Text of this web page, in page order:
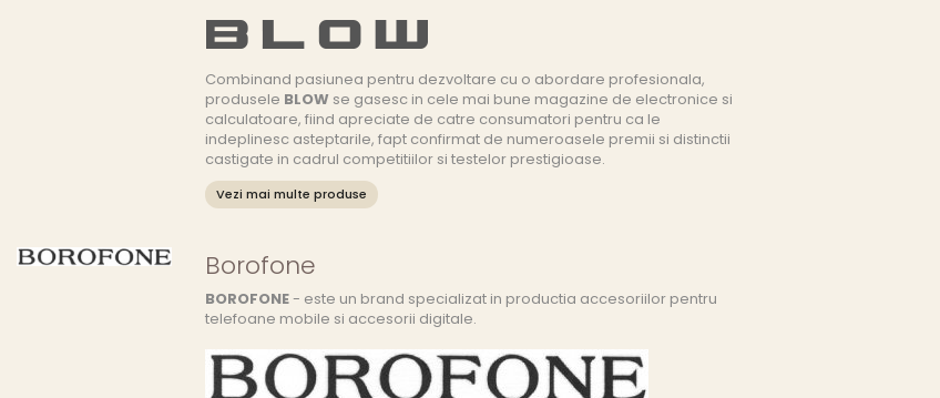
Combinand pasiunea pentru dezvoltare cu o abordare profesionala,
produsele BLOW se gasesc in cele mai bune magazine de electronice si
calculatoare, fiind apreciate de catre consumatori pentru ca le
indeplinesc asteptarile, fapt confirmat de numeroasele premii si distinctii
castigate in cadrul competitiilor si testelor prestigioase.
Vezi mai multe produse
Borofone
BOROFONE- este un brand specializat in productia accesoriilor pentru
telefoane mobile si accesorii digitale.